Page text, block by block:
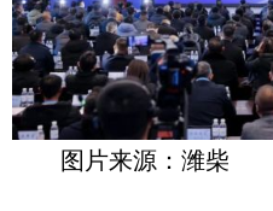
图片来源：潍柴